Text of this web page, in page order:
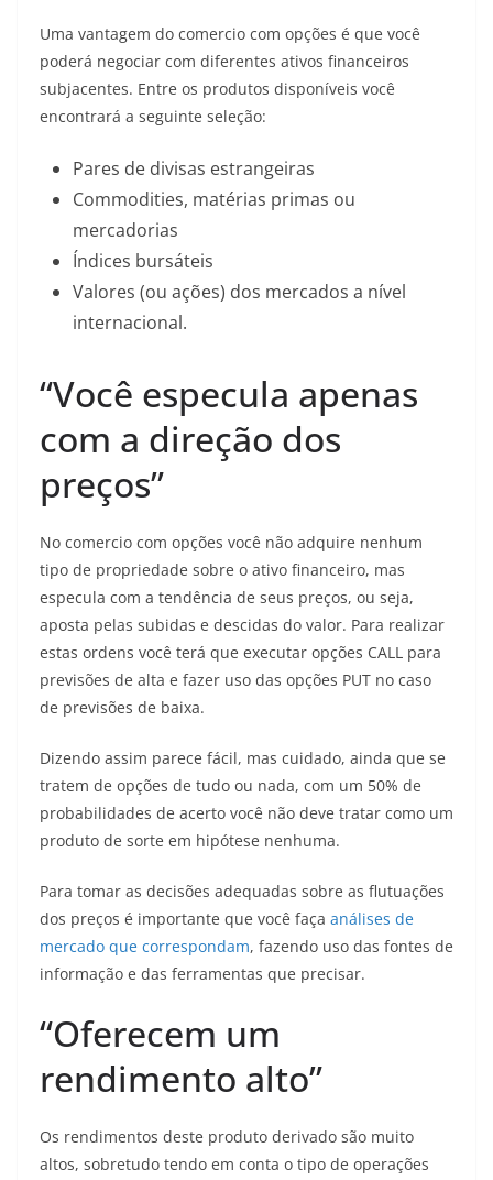
Uma vantagem do comercio com opções é que você
poderá negociar com diferentes ativos financeiros
subjacentes. Entre os produtos disponíveis você
encontrará a seguinte seleção:
Pares de divisas estrangeiras
Commodities, matérias primas ou
mercadorias
Índices bursáteis
Valores (ou ações) dos mercados a nível
internacional.
“Você especula apenas
com a direção dos
preços”
No comercio com opções você não adquire nenhum
tipo de propriedade sobre o ativo financeiro, mas
especula com a tendência de seus preços, ou seja,
aposta pelas subidas e descidas do valor. Para realizar
estas ordens você terá que executar opções CALL para
previsões de alta e fazer uso das opções PUT no caso
de previsões de baixa.
Dizendo assim parece fácil, mas cuidado, ainda que se
tratem de opções de tudo ou nada, com um 50% de
probabilidades de acerto você não deve tratar como um
produto de sorte em hipótese nenhuma.
Para tomar as decisões adequadas sobre as flutuações
dos preços é importante que você faça análises de
mercado que correspondam, fazendo uso das fontes de
informação e das ferramentas que precisar.
“Oferecem um
rendimento alto”
Os rendimentos deste produto derivado são muito
altos, sobretudo tendo em conta o tipo de operações